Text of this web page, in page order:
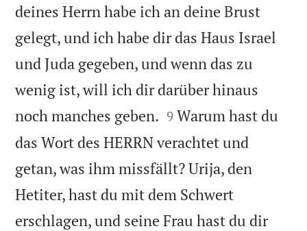
deines Herrn habe ich an deine Brust
gelegt, und ich habe dir das Haus Israel
und Juda gegeben, und wenn das zu
wenig ist, will ich dir darüber hinaus
noch manches geben. 

9 Warum hast du
das Wort des HERRN verachtet und
getan, was ihm missfällt? Urija, den
Hetiter, hast du mit dem Schwert
erschlagen, und seine Frau hast du dir